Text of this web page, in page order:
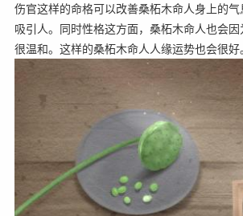
伤官这样的命格可以改善桑柘木命人身上的
吸引人。同时性格这方面，桑柘木命人也会
很温和。这样的桑柘木命人人缘运势也会很好。